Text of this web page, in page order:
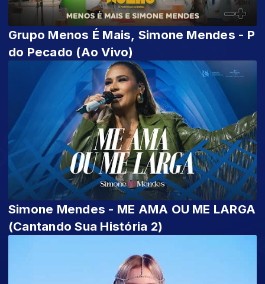
Grupo Menos É Mais, Simone Mendes - P
do Pecado (Ao Vivo)
Simone Mendes - ME AMA OU ME LARGA
(Cantando Sua História 2)